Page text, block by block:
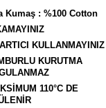
Kumaş : %100 Cotton
KULLANMAYINIZ
KURUTMA
110°C DE